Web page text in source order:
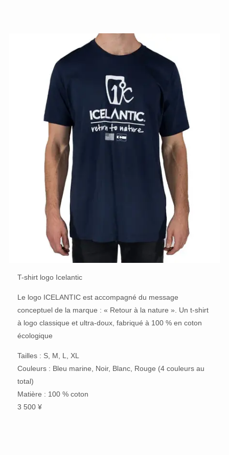
T-shirt logo Icelantic
Le logo ICELANTIC est accompagné du message
conceptuel de la marque : « Retour à la nature ». Un t-shirt
à logo classique et ultra-doux, fabriqué à 100 % en coton
écologique
Tailles : S, M, L, XL
Couleurs : Bleu marine, Noir, Blanc, Rouge (4 couleurs au
total)
Matière : 100 % coton
3 500 ¥